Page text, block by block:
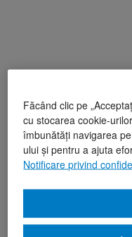
Făcând clic pe
cu stocarea cookie-
îmbunătăți navigarea
ului și pentru a ajuta
Notificare privind